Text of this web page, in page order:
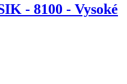
- 8100 - Vysoké